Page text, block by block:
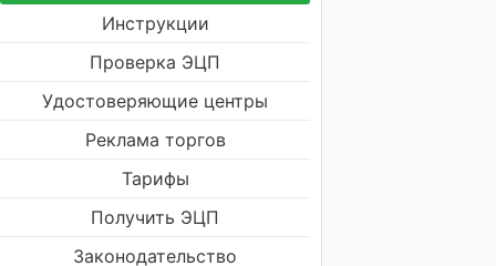
Инструкции
Проверка ЭЦП
Удостоверяющие центры
Реклама торгов
Тарифы
Получить ЭЦП
Законодательство